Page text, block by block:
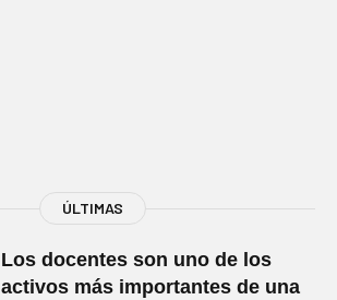
ÚLTIMAS
Los docentes son uno de los
activos más importantes de una